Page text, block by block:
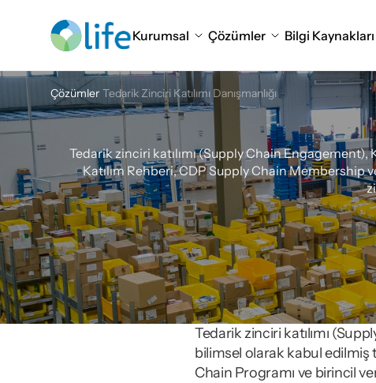
Kurumsal Çözümler Bilgi Kaynakları
Çözümler Tedarik Zinciri Katılımı Danışmanlığı
Tedarik
Tedarik zinciri katılımı (Supply Chain
Katılım Rehberi, CDP Supply Chain
Tedarik zinciri katılımı
bilimsel olarak kabul edilmiş
Chain Programı ve birincil